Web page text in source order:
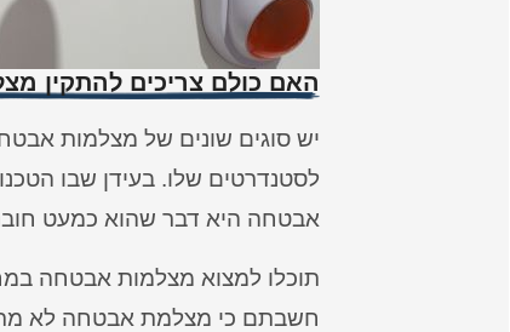
האם כולם צריכים להתקין
יש סוגים שונים של מצלמות
לסטנדרטים שלו. בעידן שבו
אבטחה היא דבר שהוא כמעט
תוכלו למצוא מצלמות אבטחה
חשבתם כי מצלמת אבטחה לא